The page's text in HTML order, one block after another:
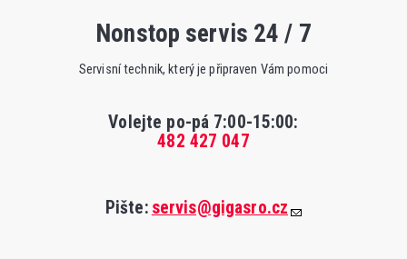
Nonstop servis 24 / 7
Servisní technik, který je připraven Vám pomoci
Volejte po-pá 7:00-15:00:
482 427 047
Pište: servis@gigasro.cz